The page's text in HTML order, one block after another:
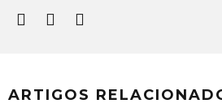
ARTIGOS